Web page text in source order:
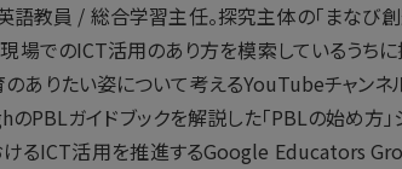
教員 / 総合学習主任。探究主体の「まなび創
場でのICT活用のあり方を模索しているうち
ありたい姿について考えるYouTubeチャンネル
のPBLガイドブックを解説した「PBLの始め方
るICT活用を推進するGoogle Educators